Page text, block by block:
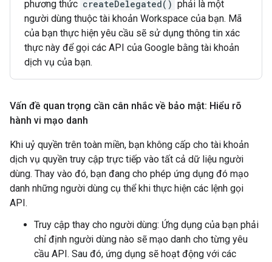
phương thức createDelegated() phải là một
người dùng thuộc tài khoản Workspace của bạn. Mã
của bạn thực hiện yêu cầu sẽ sử dụng thông tin xác
thực này để gọi các API của Google bằng tài khoản
dịch vụ của bạn.
Vấn đề quan trọng cần cân nhắc về bảo mật: Hiểu rõ
hành vi mạo danh
Khi uỷ quyền trên toàn miền, bạn không cấp cho tài khoản
dịch vụ quyền truy cập trực tiếp vào tất cả dữ liệu người
dùng. Thay vào đó, bạn đang cho phép ứng dụng đó mạo
danh những người dùng cụ thể khi thực hiện các lệnh gọi
API.
Truy cập thay cho người dùng: Ứng dụng của bạn phải
chỉ định người dùng nào sẽ mạo danh cho từng yêu
cầu API. Sau đó, ứng dụng sẽ hoạt động với các